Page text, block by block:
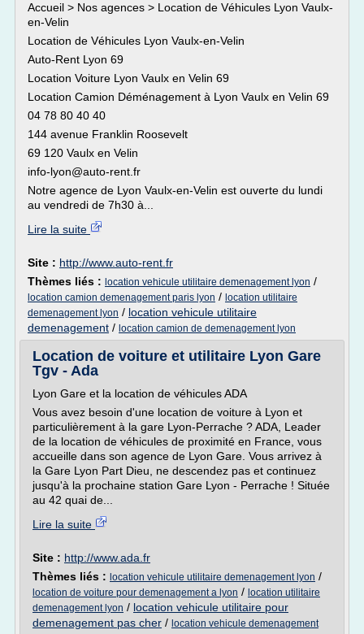
Accueil > Nos agences > Location de Véhicules Lyon Vaulx-
en-Velin
Location de Véhicules Lyon Vaulx-en-Velin
Auto-Rent Lyon 69
Location Voiture Lyon Vaulx en Velin 69
Location Camion Déménagement à Lyon Vaulx en Velin 69
04 78 80 40 40
144 avenue Franklin Roosevelt
69 120 Vaulx en Velin
info-lyon@auto-rent.fr
Notre agence de Lyon Vaulx-en-Velin est ouverte du lundi
au vendredi de 7h30 à...
Lire la suite
Site : http://www.auto-rent.fr
Thèmes liés : location vehicule utilitaire demenagement lyon /
location camion demenagement paris lyon / location utilitaire
demenagement lyon / location vehicule utilitaire
demenagement / location camion de demenagement lyon
Location de voiture et utilitaire Lyon Gare
Tgv - Ada
Lyon Gare et la location de véhicules ADA
Vous avez besoin d'une location de voiture à Lyon et
particulièrement à la gare Lyon-Perrache ? ADA, Leader
de la location de véhicules de proximité en France, vous
accueille dans son agence de Lyon Gare. Vous arrivez à
la Gare Lyon Part Dieu, ne descendez pas et continuez
jusqu'à la prochaine station Gare Lyon - Perrache ! Située
au 42 quai de...
Lire la suite
Site : http://www.ada.fr
Thèmes liés : location vehicule utilitaire demenagement lyon /
location de voiture pour demenagement a lyon / location utilitaire
demenagement lyon / location vehicule utilitaire pour
demenagement pas cher / location vehicule demenagement